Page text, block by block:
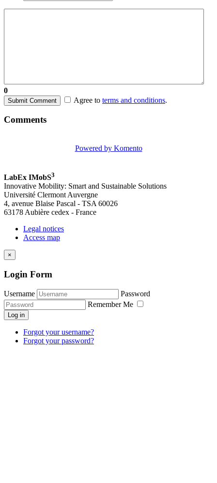
0
Submit Comment Agree to terms and conditions.
Comments
Powered by Komento
LabEx IMobS3
Innovative Mobility: Smart and Sustainable Solutions
Université Clermont Auvergne
4, avenue Blaise Pascal - TSA 60026
63178 Aubière cedex - France
Legal notices
Access map
×
Login Form
Username
Password
Remember Me
Log in
Forgot your username?
Forgot your password?